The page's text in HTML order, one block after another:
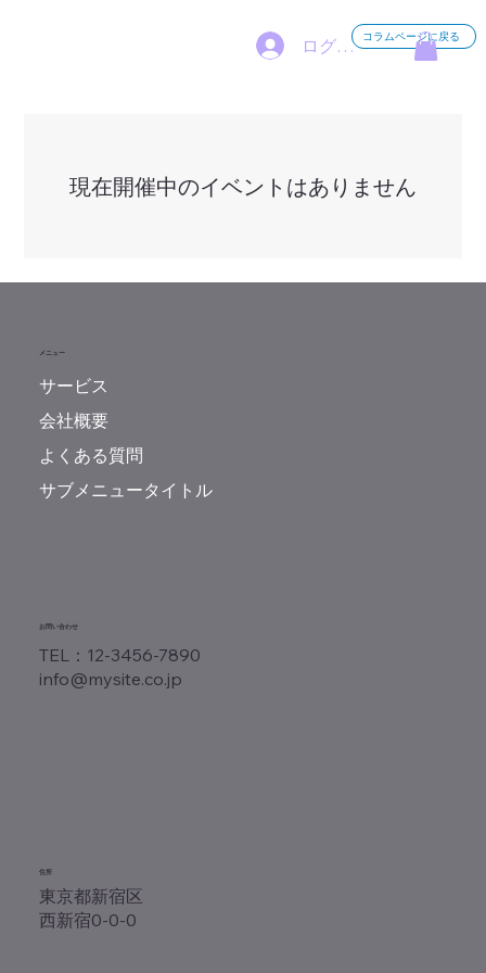
コラムページに戻る
ログイン
現在開催中のイベントはありません
メニュー
サービス
会社概要
よくある質問
サブメニュータイトル
お問い合わせ
TEL：12-3456-7890
info@mysite.co.jp
住所
東京都新宿区
西新宿0-0-0